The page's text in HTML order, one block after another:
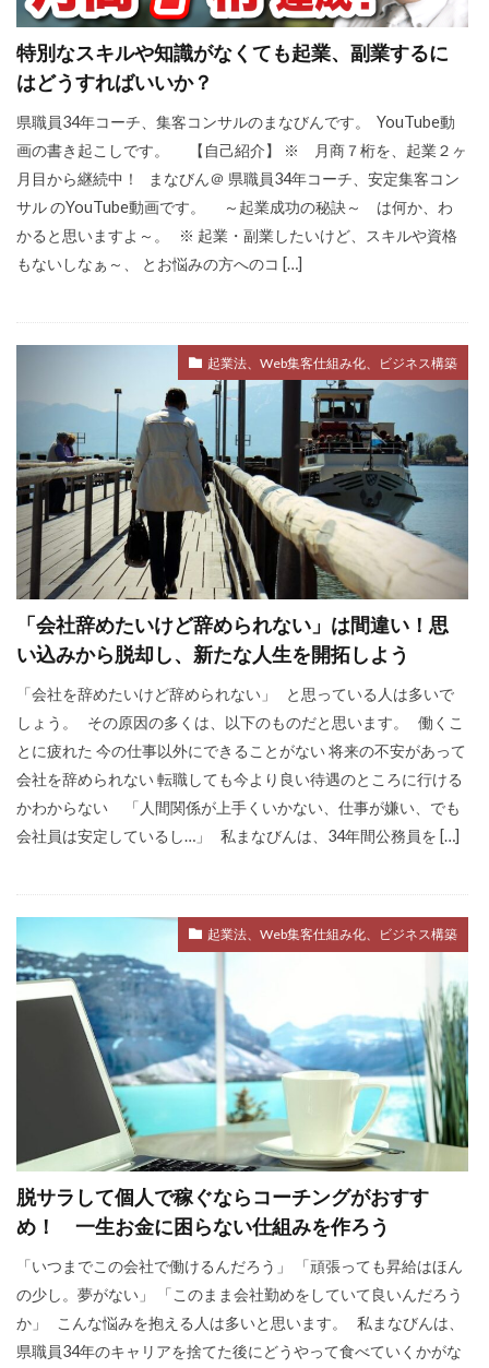
特別なスキルや知識がなくても起業、副業するに
はどうすればいいか？
県職員34年コーチ、集客コンサルのまなびんです。 YouTube動
画の書き起こしです。 【自己紹介】 ※ 月商７桁を、起業２ヶ
月目から継続中！ まなびん＠ 県職員34年コーチ、安定集客コン
サル のYouTube動画です。 ～起業成功の秘訣～ は何か、わ
かると思いますよ～。 ※ 起業・副業したいけど、スキルや資格
もないしなぁ～、 とお悩みの方へのコ […]
起業法、Web集客仕組み化、ビジネス構築
「会社辞めたいけど辞められない」は間違い！思
い込みから脱却し、新たな人生を開拓しよう
「会社を辞めたいけど辞められない」 と思っている人は多いで
しょう。 その原因の多くは、以下のものだと思います。 働くこ
とに疲れた 今の仕事以外にできることがない 将来の不安があって
会社を辞められない 転職しても今より良い待遇のところに行ける
かわからない 「人間関係が上手くいかない、仕事が嫌い、でも
会社員は安定しているし…」 私まなびんは、34年間公務員を […]
起業法、Web集客仕組み化、ビジネス構築
脱サラして個人で稼ぐならコーチングがおすす
め！ 一生お金に困らない仕組みを作ろう
「いつまでこの会社で働けるんだろう」 「頑張っても昇給はほん
の少し。夢がない」 「このまま会社勤めをしていて良いんだろう
か」 こんな悩みを抱える人は多いと思います。 私まなびんは、
県職員34年のキャリアを捨てた後にどうやって食べていくかがな